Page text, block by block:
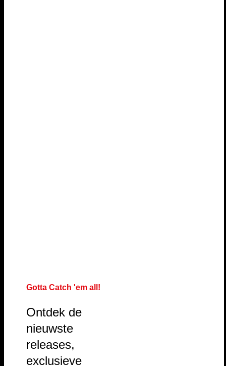
Gotta Catch 'em all!
Ontdek de
nieuwste
releases,
exclusieve